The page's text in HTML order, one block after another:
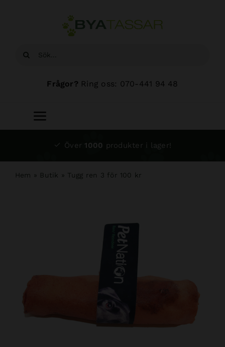
Sök
Frågor? Ring oss: 070-441 94 48
Toggle
Navigation
Över 1000 produkter i lager!
Hem » Butik » Tugg ren 3 för 100 kr